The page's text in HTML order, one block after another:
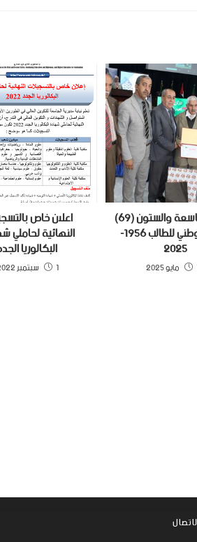
اعلان خاص
النهائية لحاملي
البكالوريا
1 سبتمبر 2022
الذكرى التاسعة والستون (69)
لليوم الوطني للطالب 1956-
2025